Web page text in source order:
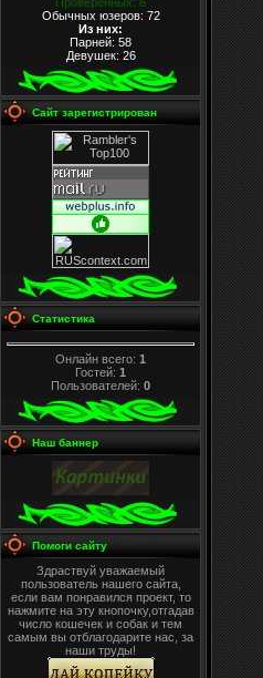
Обычных юзеров: 72
Из них:
Парней: 58
Девушек: 26
Сайт зарегистрирован
Статистика
Онлайн всего: 1
Гостей: 1
Пользователей: 0
Наш баннер
Помоги сайту
Здраствуй уважаемый
пользователь нашего сайта,
если вам понравился проект, то
нажмите на эту кнопочку,отгадав
число кошечек и собак и тем
самым вы отблагодарите нас, за
наши труды!